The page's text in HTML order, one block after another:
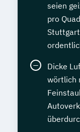
seien
pro
Dicke
wörtlich